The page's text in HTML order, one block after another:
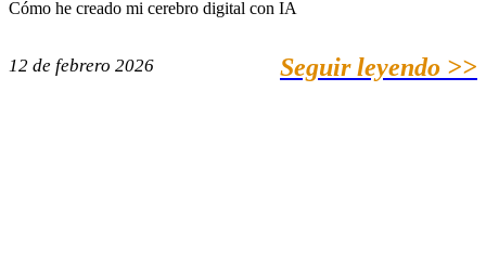
Cómo he creado mi cerebro digital con IA
12 de febrero 2026 Seguir leyendo >>